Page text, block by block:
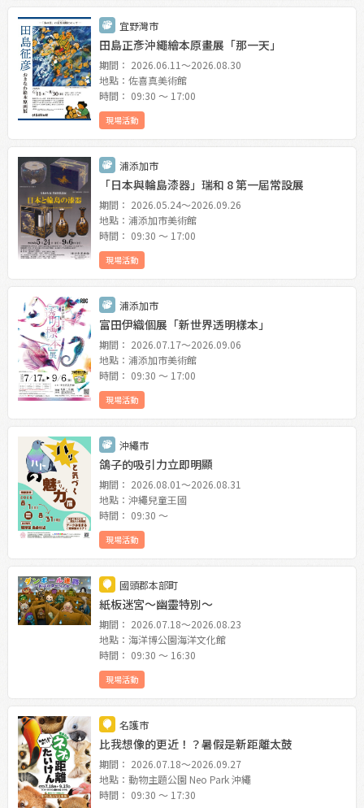
宜野灣市
田島正彥沖繩繪本原畫展「那一天」
期間： 2026.06.11〜2026.08.30
地點：佐喜真美術館
時間： 09:30 〜 17:00
現場活動
浦添加市
「日本與輪島漆器」瑞和 8 第一屆常設展
期間： 2026.05.24〜2026.09.26
地點：浦添加市美術館
時間： 09:30 〜 17:00
現場活動
浦添加市
富田伊織個展「新世界透明樣本」
期間： 2026.07.17〜2026.09.06
地點：浦添加市美術館
時間： 09:30 〜 17:00
現場活動
沖繩市
鴿子的吸引力立即明顯
期間： 2026.08.01〜2026.08.31
地點：沖繩兒童王國
時間： 09:30 〜
現場活動
國頭郡本部町
紙板迷宮〜幽靈特別〜
期間： 2026.07.18〜2026.08.23
地點：海洋博公園海洋文化館
時間： 09:30 〜 16:30
現場活動
名護市
比我想像的更近！？暑假是新距離太鼓
期間： 2026.07.18〜2026.09.27
地點：動物主題公園 Neo Park 沖繩
時間： 09:30 〜 17:30